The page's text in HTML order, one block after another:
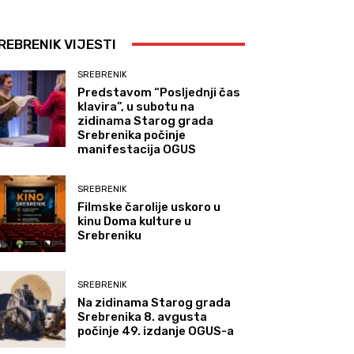
VIJESTI
SREBRENIK
Predstavom “Posljednji čas
klavira”, u subotu na
zidinama Starog grada
Srebrenika počinje
manifestacija OGUS
SREBRENIK
Filmske čarolije uskoro u
kinu Doma kulture u
Srebreniku
SREBRENIK
Na zidinama Starog grada
Srebrenika 8. avgusta
počinje 49. izdanje OGUS-a